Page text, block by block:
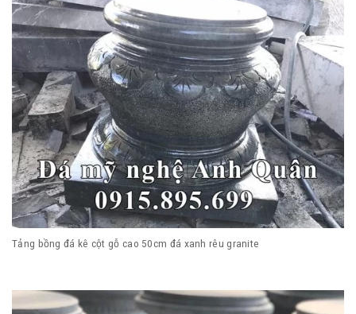
Tảng bồng đá kê cột gỗ cao 50cm đá xanh rêu granite